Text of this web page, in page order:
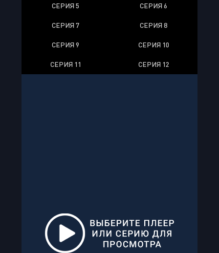
СЕРИЯ 5 СЕРИЯ 6
СЕРИЯ 7 СЕРИЯ 8
СЕРИЯ 9 СЕРИЯ 10
СЕРИЯ 11 СЕРИЯ 12